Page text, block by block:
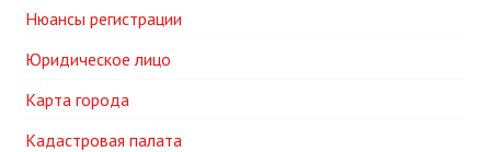
Нюансы регистрации
Юридическое лицо
Карта города
Кадастровая палата